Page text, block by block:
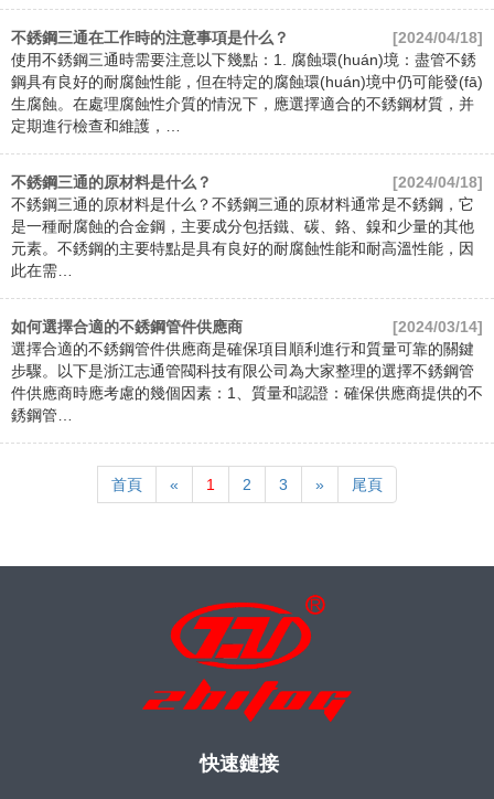
不銹鋼三通在工作時的注意事項是什么？
[2024/04/18]
使用不銹鋼三通時需要注意以下幾點：1. 腐蝕環(huán)境：盡管不銹
鋼具有良好的耐腐蝕性能，但在特定的腐蝕環(huán)境中仍可能發(fā)
生腐蝕。在處理腐蝕性介質的情況下，應選擇適合的不銹鋼材質，并
定期進行檢查和維護，…
不銹鋼三通的原材料是什么？
[2024/04/18]
不銹鋼三通的原材料是什么？不銹鋼三通的原材料通常是不銹鋼，它
是一種耐腐蝕的合金鋼，主要成分包括鐵、碳、鉻、鎳和少量的其他
元素。不銹鋼的主要特點是具有良好的耐腐蝕性能和耐高溫性能，因
此在需…
如何選擇合適的不銹鋼管件供應商
[2024/03/14]
選擇合適的不銹鋼管件供應商是確保項目順利進行和質量可靠的關鍵
步驟。以下是浙江志通管閥科技有限公司為大家整理的選擇不銹鋼管
件供應商時應考慮的幾個因素：1、質量和認證：確保供應商提供的不
銹鋼管…
首頁 « 1 2 3 » 尾頁
快速鏈接